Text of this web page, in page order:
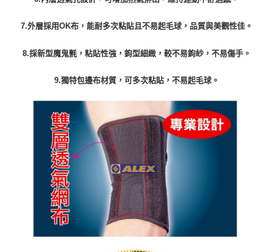
7.外層採用OK布，能耐多次粘貼且不易起毛球，品質與美觀性佳。
8.採新型魔鬼氈，粘貼性強，鉤型細緻，較不易鉤紗，不易傷手。
9.獨特包邊布材質，可多次粘貼，不易起毛球。